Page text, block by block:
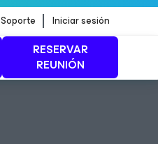
Soporte Iniciar sesión
RESERVAR
REUNIÓN